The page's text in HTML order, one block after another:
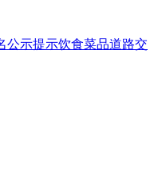
公示提示饮食菜品道路交